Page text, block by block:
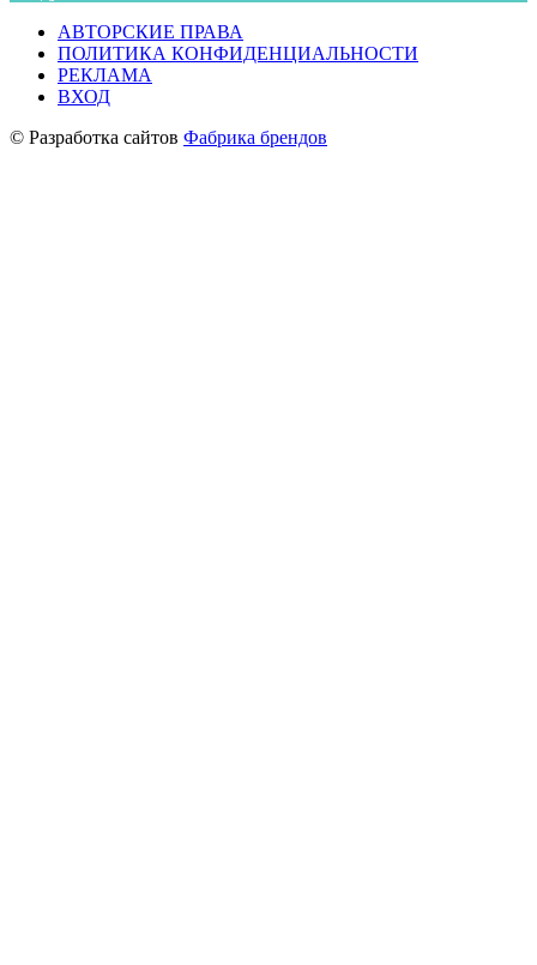
АВТОРСКИЕ ПРАВА
ПОЛИТИКА КОНФИДЕНЦИАЛЬНОСТИ
РЕКЛАМА
ВХОД
© Разработка сайтов Фабрика брендов